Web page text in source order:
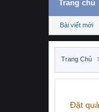
Trang chủ
Bài viết mới
Trang Chủ
Đặt